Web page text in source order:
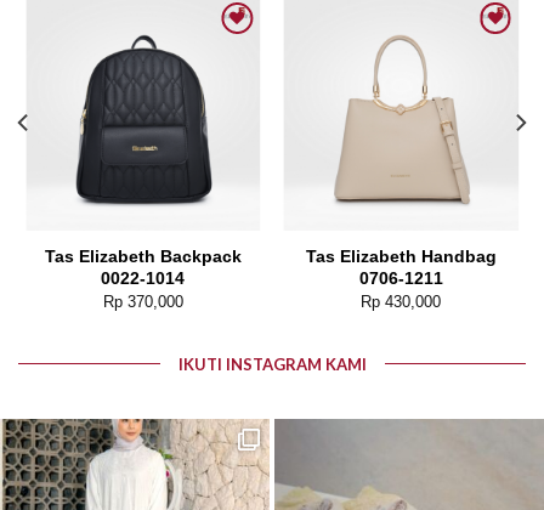
Add to wishlist
Tas Elizabeth Backpack
0022-1014
Rp370,000
Add to wishlist
Tas Elizabeth Handbag
0706-1211
Rp 430,000
IKUTI INSTAGRAM KAMI